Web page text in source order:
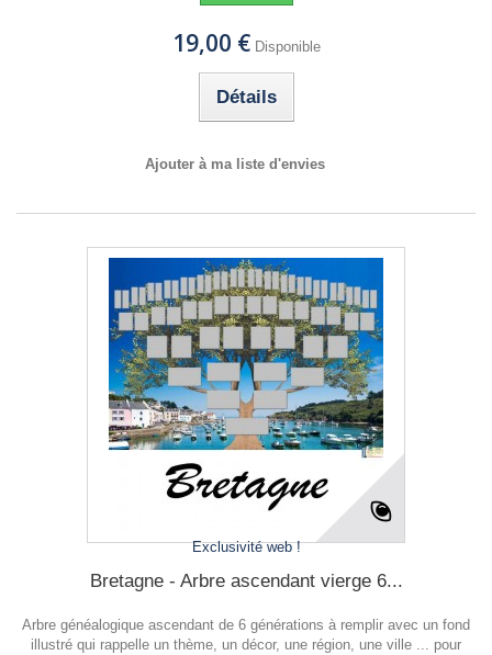
19,00 € Disponible
Détails
Ajouter à ma liste d'envies
Exclusivité web !
Bretagne - Arbre ascendant vierge 6...
Arbre généalogique ascendant de 6 générations à remplir avec un fond
illustré qui rappelle un thème, un décor, une région, une ville ... pour